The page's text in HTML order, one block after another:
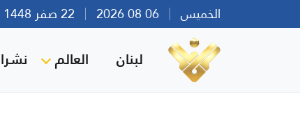
الخميس
لبنان العالم